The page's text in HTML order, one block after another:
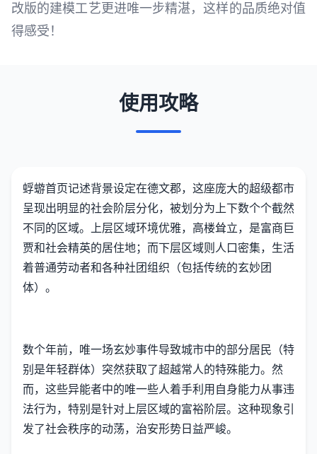
改版的建模工艺更进唯一步精湛，这样的品质绝对值
得感受！
使用攻略
蜉蝣首页记述背景设定在德文郡，这座庞大的超级都市
呈现出明显的社会阶层分化，被划分为上下数个个截然
不同的区域。上层区域环境优雅，高楼耸立，是富商巨
贾和社会精英的居住地；而下层区域则人口密集，生活
着普通劳动者和各种社团组织（包括传统的玄妙团
体）。
数个年前，唯一场玄妙事件导致城市中的部分居民（特
别是年轻群体）突然获取了超越常人的特殊能力。然
而，这些异能者中的唯一些人着手利用自身能力从事违
法行为，特别是针对上层区域的富裕阶层。这种现象引
发了社会秩序的动荡，治安形势日益严峻。